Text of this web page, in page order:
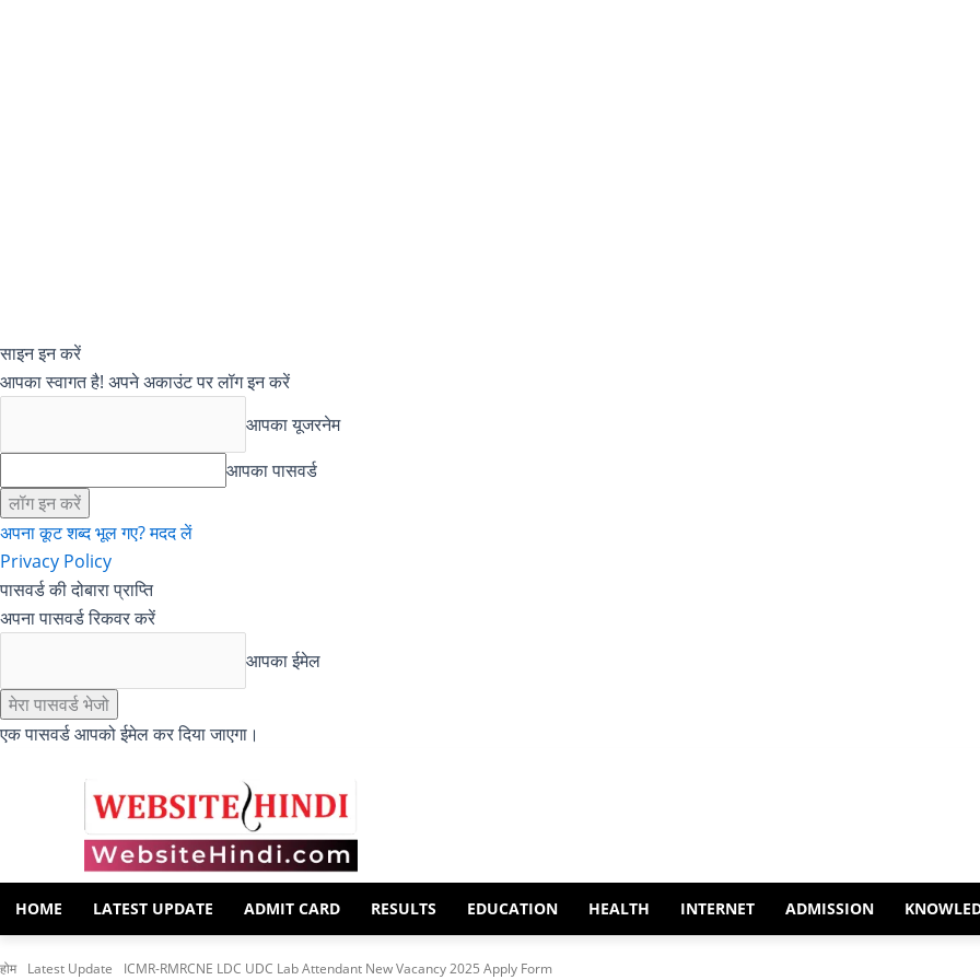
साइन इन करें
आपका स्वागत है! अपने अकाउंट पर लॉग इन करें
आपका यूजरनेम
आपका पासवर्ड
अपना कूट शब्द भूल गए? मदद लें
Privacy Policy
पासवर्ड की दोबारा प्राप्ति
अपना पासवर्ड रिकवर करें
आपका ईमेल
एक पासवर्ड आपको ईमेल कर दिया जाएगा।
HOME LATEST UPDATE ADMIT CARD RESULTS EDUCATION HEALTH INTERNET ADMISSION
होम Latest Update ICMR-RMRCNE LDC UDC Lab Attendant New Vacancy 2025 Apply Form